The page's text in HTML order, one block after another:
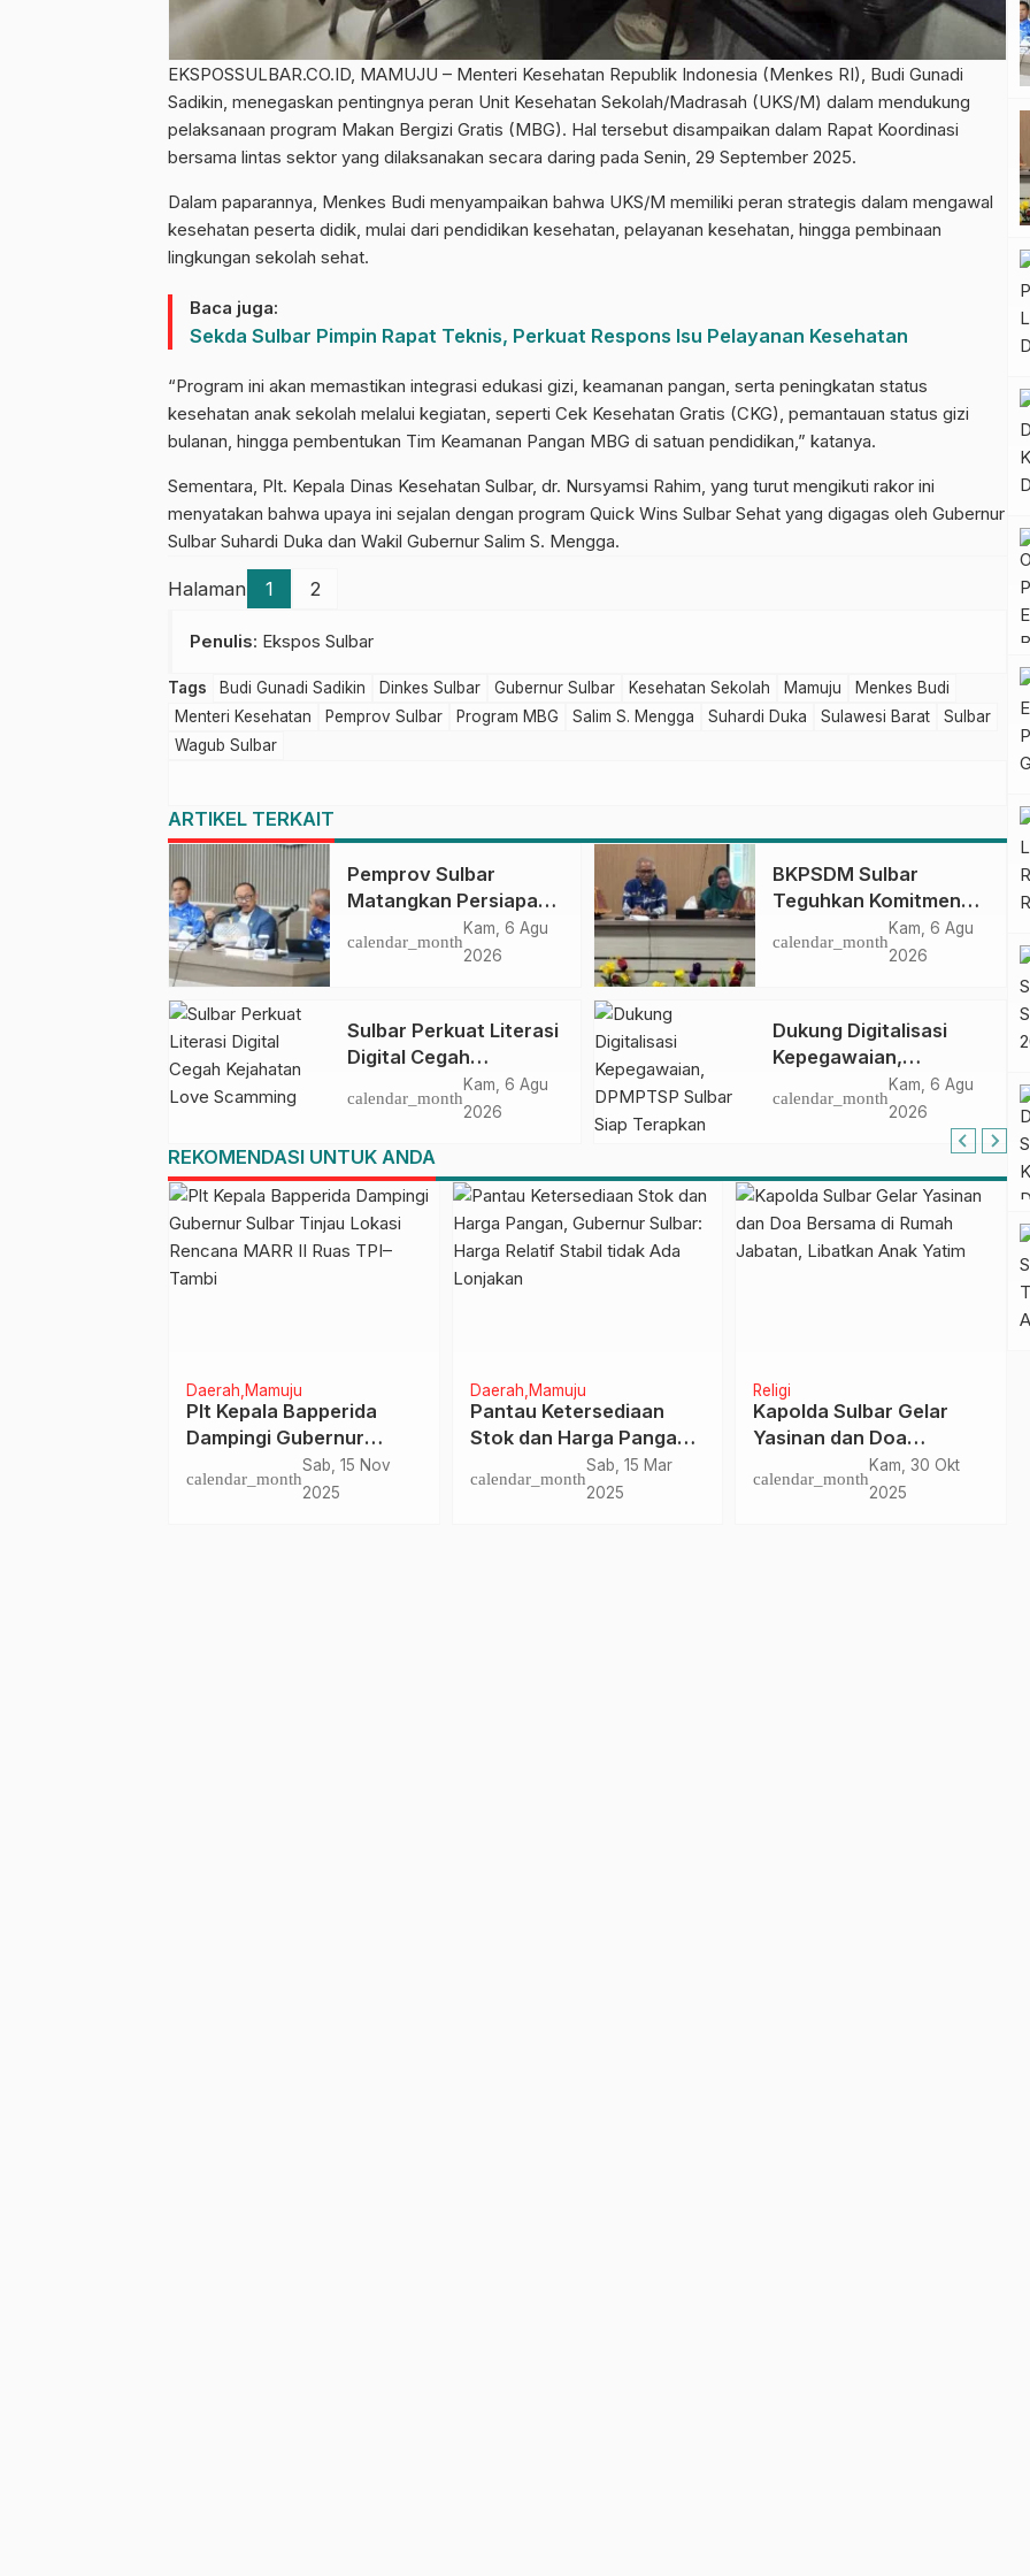
EKSPOSSULBAR.CO.ID, MAMUJU – Menteri Kesehatan Republik Indonesia (Menkes RI), Budi Gunadi
Sadikin, menegaskan pentingnya peran Unit Kesehatan Sekolah/Madrasah (UKS/M) dalam mendukung
pelaksanaan program Makan Bergizi Gratis (MBG). Hal tersebut disampaikan dalam Rapat Koordinasi
bersama lintas sektor yang dilaksanakan secara daring pada Senin, 29 September 2025.
Dalam paparannya, Menkes Budi menyampaikan bahwa UKS/M memiliki peran strategis dalam mengawal
kesehatan peserta didik, mulai dari pendidikan kesehatan, pelayanan kesehatan, hingga pembinaan
lingkungan sekolah sehat.
Baca juga:
Sekda Sulbar Pimpin Rapat Teknis, Perkuat Respons Isu Pelayanan Kesehatan
“Program ini akan memastikan integrasi edukasi gizi, keamanan pangan, serta peningkatan status
kesehatan anak sekolah melalui kegiatan, seperti Cek Kesehatan Gratis (CKG), pemantauan status gizi
bulanan, hingga pembentukan Tim Keamanan Pangan MBG di satuan pendidikan,” katanya.
Sementara, Plt. Kepala Dinas Kesehatan Sulbar, dr. Nursyamsi Rahim, yang turut mengikuti rakor ini
menyatakan bahwa upaya ini sejalan dengan program Quick Wins Sulbar Sehat yang digagas oleh Gubernur
Sulbar Suhardi Duka dan Wakil Gubernur Salim S. Mengga.
Halaman 1 2
Penulis: Ekspos Sulbar
Tags Budi Gunadi Sadikin Dinkes Sulbar Gubernur Sulbar Kesehatan Sekolah Mamuju
Menkes Budi
Menteri Kesehatan
Pemprov Sulbar Program MBG Salim S. Mengga Suhardi Duka Sulawesi Barat
Sulbar
Wagub Sulbar
ARTIKEL TERKAIT
Pemprov Sulbar
Matangkan Persiapan
HUT Ke-81 RI, Puncak
Upacara di Lapangan
calendar_month
Kam, 6 Agu
2026
BKPSDM Sulbar
Teguhkan Komitmen
Pengembangan
Kompetensi ASN
Perjanjian Tugas
Belajar 2026
calendar_month
Kam, 6 Agu
2026
Sulbar Perkuat Literasi
Digital Cegah
Kejahatan Love
Scamming
calendar_month
Kam, 6 Agu
2026
Dukung Digitalisasi
Kepegawaian,
DPMPTSP Sulbar Siap
Terapkan Aplikasi
calendar_month
Kam, 6 Agu
2026
REKOMENDASI UNTUK ANDA
Daerah Mamuju
Plt Kepala Bapperida
Dampingi Gubernur
Sulbar Tinjau Lokasi
Rencana MARR II Ruas
calendar_month
Sab, 15 Nov
2025
Daerah Mamuju
Pantau Ketersediaan
Stok dan Harga Pangan,
Gubernur Sulbar: Harga
Relatif Stabil tidak Ada
calendar_month
Sab, 15 Mar
2025
Religi
Kapolda Sulbar Gelar
Yasinan dan Doa
Bersama di Rumah
Jabatan, Libatkan Anak
calendar_month
Kam, 30 Okt
2025